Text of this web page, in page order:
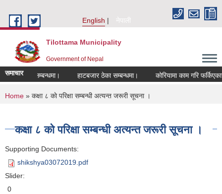
English
नेपाली
Tilottama Municipality
Government of Nepal
समाचार
हुने सम्बन्धमा। हाटबजार ठेका सम्बन्धमा। कोरियामा काम गरि
You are here
Home » कक्षा ८ काे परिक्षा सम्बन्धी अत्यन्त जरूरी सूचना ।
कक्षा ८ काे परिक्षा सम्बन्धी अत्यन्त जरूरी सूचना ।
Supporting Documents:
shikshya03072019.pdf
Slider:
0